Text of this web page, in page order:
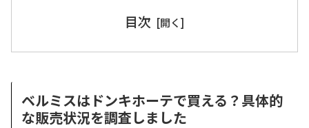
目次
ベルミスはドンキホーテで買える？具体的
な販売状況を調査しました